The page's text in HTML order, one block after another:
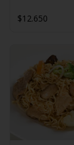
$12.650